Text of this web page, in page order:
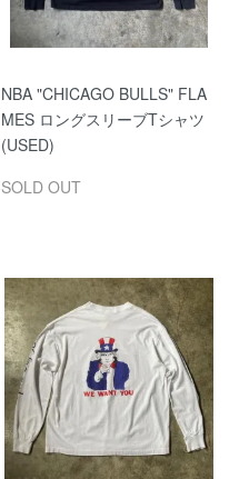
NBA "CHICAGO BULLS" FLA
MES ロングスリーブTシャツ
(USED)
SOLD OUT